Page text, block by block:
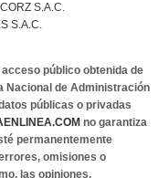
S.A.C.
S.A.C.
público obtenida de
Nacional de Administración
públicas o privadas
no garantiza
permanentemente
omisiones o
las opiniones,